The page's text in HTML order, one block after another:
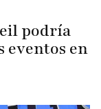
podría
eventos en